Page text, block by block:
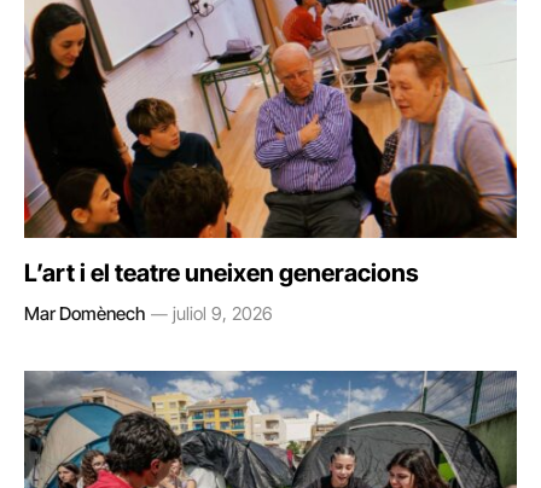
L’art i el teatre uneixen generacions
Mar Domènech juliol 9, 2026